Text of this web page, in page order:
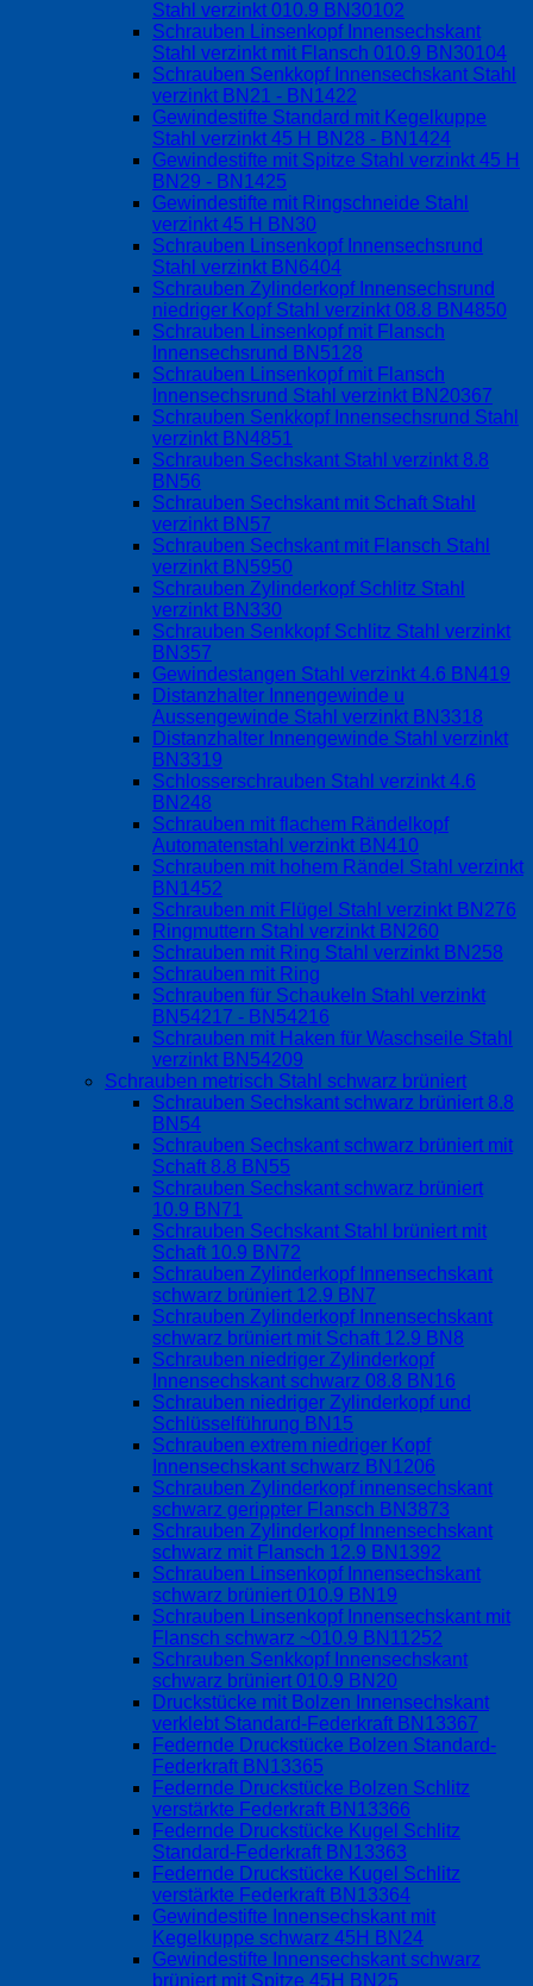
Stahl verzinkt 010.9 BN30102
Schrauben Linsenkopf Innensechskant
Stahl verzinkt mit Flansch 010.9 BN30104
Schrauben Senkkopf Innensechskant Stahl
verzinkt BN21 - BN1422
Gewindestifte Standard mit Kegelkuppe
Stahl verzinkt 45 H BN28 - BN1424
Gewindestifte mit Spitze Stahl verzinkt 45 H
BN29 - BN1425
Gewindestifte mit Ringschneide Stahl
verzinkt 45 H BN30
Schrauben Linsenkopf Innensechsrund
Stahl verzinkt BN6404
Schrauben Zylinderkopf Innensechsrund
niedriger Kopf Stahl verzinkt 08.8 BN4850
Schrauben Linsenkopf mit Flansch
Innensechsrund BN5128
Schrauben Linsenkopf mit Flansch
Innensechsrund Stahl verzinkt BN20367
Schrauben Senkkopf Innensechsrund Stahl
verzinkt BN4851
Schrauben Sechskant Stahl verzinkt 8.8
BN56
Schrauben Sechskant mit Schaft Stahl
verzinkt BN57
Schrauben Sechskant mit Flansch Stahl
verzinkt BN5950
Schrauben Zylinderkopf Schlitz Stahl
verzinkt BN330
Schrauben Senkkopf Schlitz Stahl verzinkt
BN357
Gewindestangen Stahl verzinkt 4.6 BN419
Distanzhalter Innengewinde u
Aussengewinde Stahl verzinkt BN3318
Distanzhalter Innengewinde Stahl verzinkt
BN3319
Schlosserschrauben Stahl verzinkt 4.6
BN248
Schrauben mit flachem Rändelkopf
Automatenstahl verzinkt BN410
Schrauben mit hohem Rändel Stahl verzinkt
BN1452
Schrauben mit Flügel Stahl verzinkt BN276
Ringmuttern Stahl verzinkt BN260
Schrauben mit Ring Stahl verzinkt BN258
Schrauben mit Ring
Schrauben für Schaukeln Stahl verzinkt
BN54217 - BN54216
Schrauben mit Haken für Waschseile Stahl
verzinkt BN54209
Schrauben metrisch Stahl schwarz brüniert
Schrauben Sechskant schwarz brüniert 8.8
BN54
Schrauben Sechskant schwarz brüniert mit
Schaft 8.8 BN55
Schrauben Sechskant schwarz brüniert
10.9 BN71
Schrauben Sechskant Stahl brüniert mit
Schaft 10.9 BN72
Schrauben Zylinderkopf Innensechskant
schwarz brüniert 12.9 BN7
Schrauben Zylinderkopf Innensechskant
schwarz brüniert mit Schaft 12.9 BN8
Schrauben niedriger Zylinderkopf
Innensechskant schwarz 08.8 BN16
Schrauben niedriger Zylinderkopf und
Schlüsselführung BN15
Schrauben extrem niedriger Kopf
Innensechskant schwarz BN1206
Schrauben Zylinderkopf innensechskant
schwarz gerippter Flansch BN3873
Schrauben Zylinderkopf Innensechskant
schwarz mit Flansch 12.9 BN1392
Schrauben Linsenkopf Innensechskant
schwarz brüniert 010.9 BN19
Schrauben Linsenkopf Innensechskant mit
Flansch schwarz ~010.9 BN11252
Schrauben Senkkopf Innensechskant
schwarz brüniert 010.9 BN20
Druckstücke mit Bolzen Innensechskant
verklebt Standard-Federkraft BN13367
Federnde Druckstücke Bolzen Standard-
Federkraft BN13365
Federnde Druckstücke Bolzen Schlitz
verstärkte Federkraft BN13366
Federnde Druckstücke Kugel Schlitz
Standard-Federkraft BN13363
Federnde Druckstücke Kugel Schlitz
verstärkte Federkraft BN13364
Gewindestifte Innensechskant mit
Kegelkuppe schwarz 45H BN24
Gewindestifte Innensechskant schwarz
brüniert mit Spitze 45H BN25